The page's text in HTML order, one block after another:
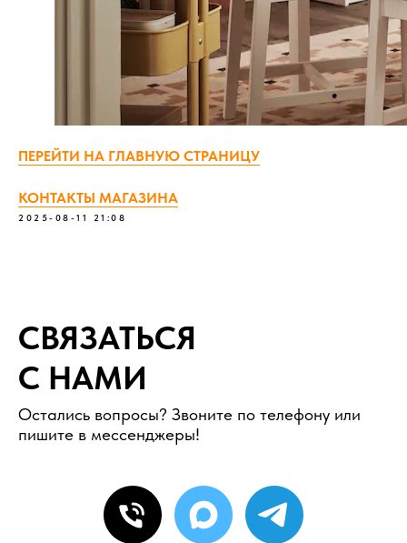
ПЕРЕЙТИ НА ГЛАВНУЮ СТРАНИЦУ
КОНТАКТЫ МАГАЗИНА
2025-08-11 21:08
СВЯЗАТЬСЯ
С НАМИ
Остались вопросы? Звоните по телефону или
пишите в мессенджеры!